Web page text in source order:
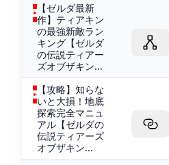
【ゼルダ最新
作】ティアキン
の最強新敵ラン
キング【ゼルダ
の伝説ティアー
ズオブザキン...
【攻略】知らな
いと大損！地底
探索完全マニュ
アル【ゼルダの
伝説ティアーズ
オブザキン...